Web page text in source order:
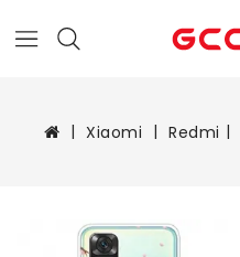
Xiaomi Redmi